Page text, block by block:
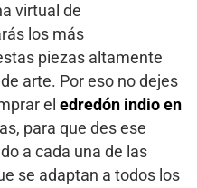
virtual de
los más
piezas altamente
arte. Por eso no dejes
el edredón indio en
para que des ese
a cada una de las
se adaptan a todos los